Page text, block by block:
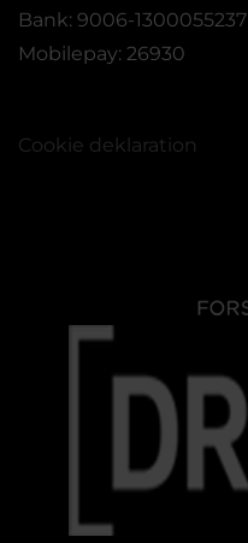
Bank: 9006-1300055237
Mobilepay: 26930
Cookie deklaration